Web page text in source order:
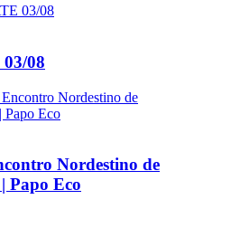
08
Nordestino de
Papo Eco